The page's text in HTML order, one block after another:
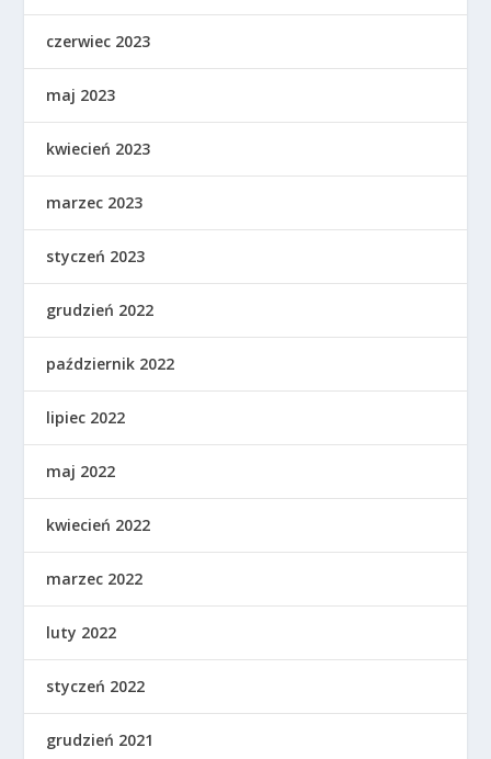
czerwiec 2023
maj 2023
kwiecień 2023
marzec 2023
styczeń 2023
grudzień 2022
październik 2022
lipiec 2022
maj 2022
kwiecień 2022
marzec 2022
luty 2022
styczeń 2022
grudzień 2021